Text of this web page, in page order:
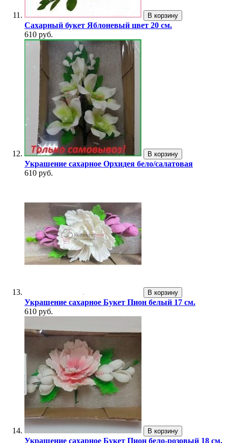
В корзину
Сахарный букет Яблоневый цвет 20 см.
610 руб.
В корзину
Украшение сахарное Орхидея бело/салатовая
610 руб.
В корзину
Украшение сахарное Букет Пион белый 17 см.
610 руб.
В корзину
Украшение сахарное Букет Пион бело-розовый 18 см.